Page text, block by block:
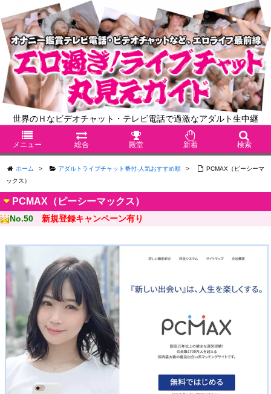
世界のＨなビデオチャット・テレビ電話で過激なアダルト生中継
メニュー 総合 殿堂 新着 検索
ホーム > アダルトライブチャット番付-人気おすすめ順 >
PCMAX（ピーシーマ
ックス）
PCMAX（ピーシーマックス）
No.50 新規登録キャンペーン有り